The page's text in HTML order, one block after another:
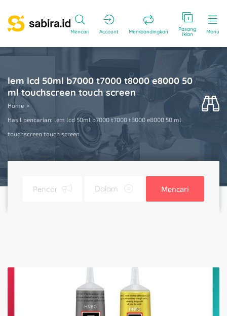
Mencari Account Membandingkan Pasang
Iklan Menu
lem lcd 50ml b7000 t7000 t8000 e8000 50
ml touchscreen touch screen
Home
Hasil pencarian: lem lcd 50ml b7000 t7000 t8000 e8000 50 ml
touchscreen touch screen
Mencari